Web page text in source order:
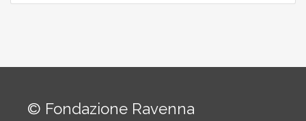
© Fondazione Ravenna